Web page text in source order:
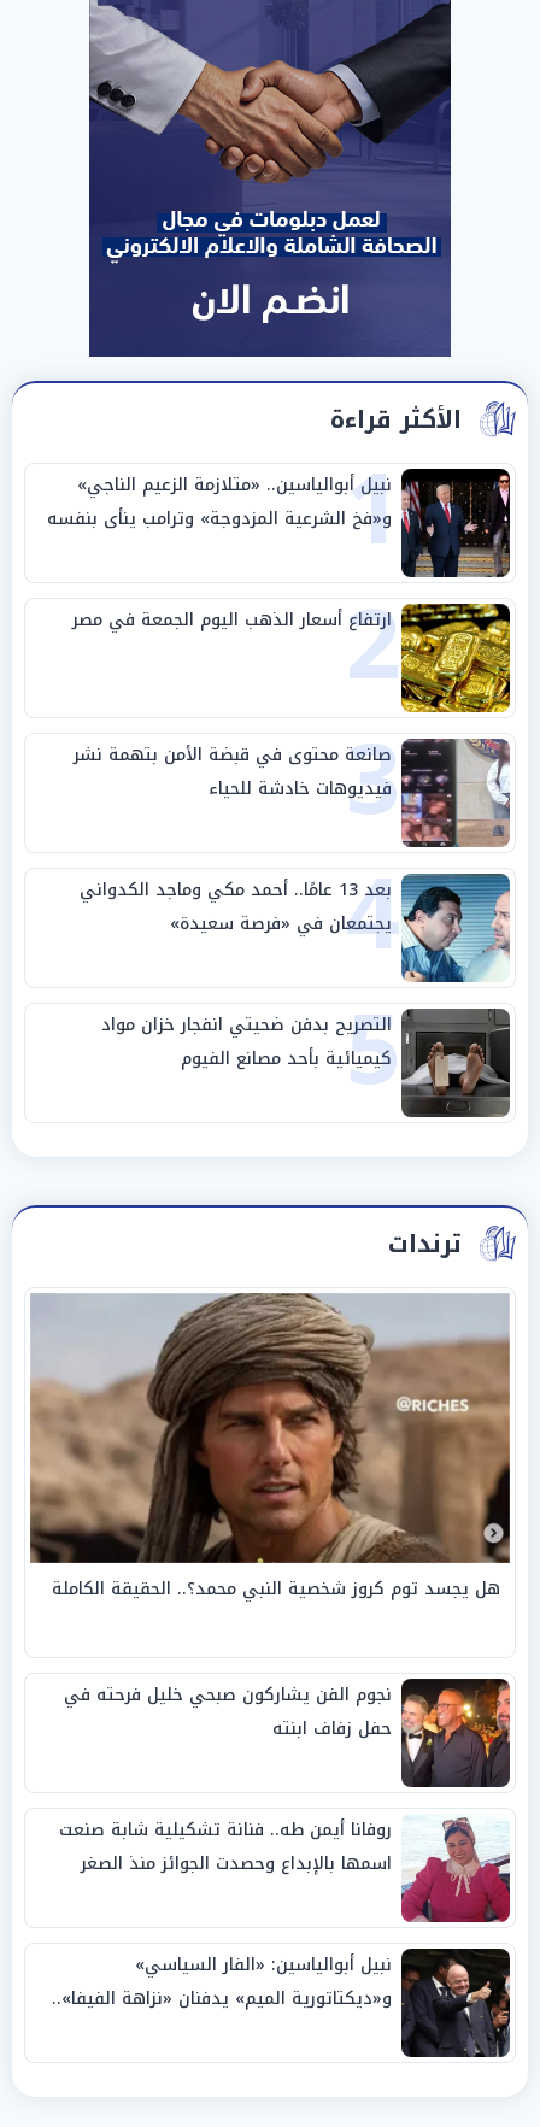
الأكثر قراءة
1
نبيل أبوالياسين.. «متلازمة الزعيم الناجي»
و«فخ الشرعية المزدوجة» وترامب ينأى بنفسه
وحليفه في «ميتم استراتيجي»
2
ارتفاع أسعار الذهب اليوم الجمعة في مصر
3
صانعة محتوى في قبضة الأمن بتهمة نشر
فيديوهات خادشة للحياء
4 بعد 13 عامًا.. أحمد مكي وماجد الكدواني
يجتمعان في «فرصة سعيدة»
5
التصريح بدفن ضحيتي انفجار خزان مواد
كيميائية بأحد مصانع الفيوم
ترندات
هل يجسد توم كروز شخصية النبي محمد؟.. الحقيقة الكاملة
نجوم الفن يشاركون صبحي خليل فرحته في
حفل زفاف ابنته
روفانا أيمن طه.. فنانة تشكيلية شابة صنعت
اسمها بالإبداع وحصدت الجوائز منذ الصغر
نبيل أبوالياسين: «الفار السياسي»
و«ديكتاتورية الميم» يدفنان «نزاهة الفيفا»..